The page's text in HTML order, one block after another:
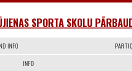
SPORTA SKOLU
INFO
INFO